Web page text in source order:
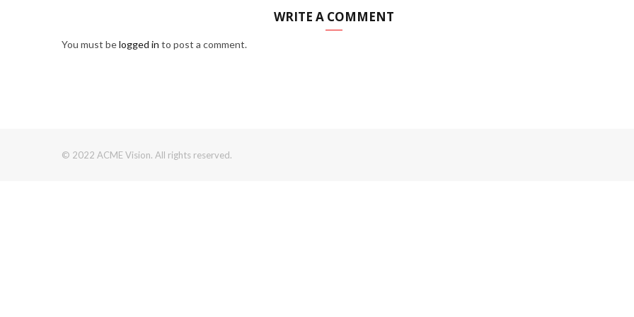
WRITE A COMMENT
You must belogged in to post a comment.
© 2022 ACME Vision. All rights reserved.